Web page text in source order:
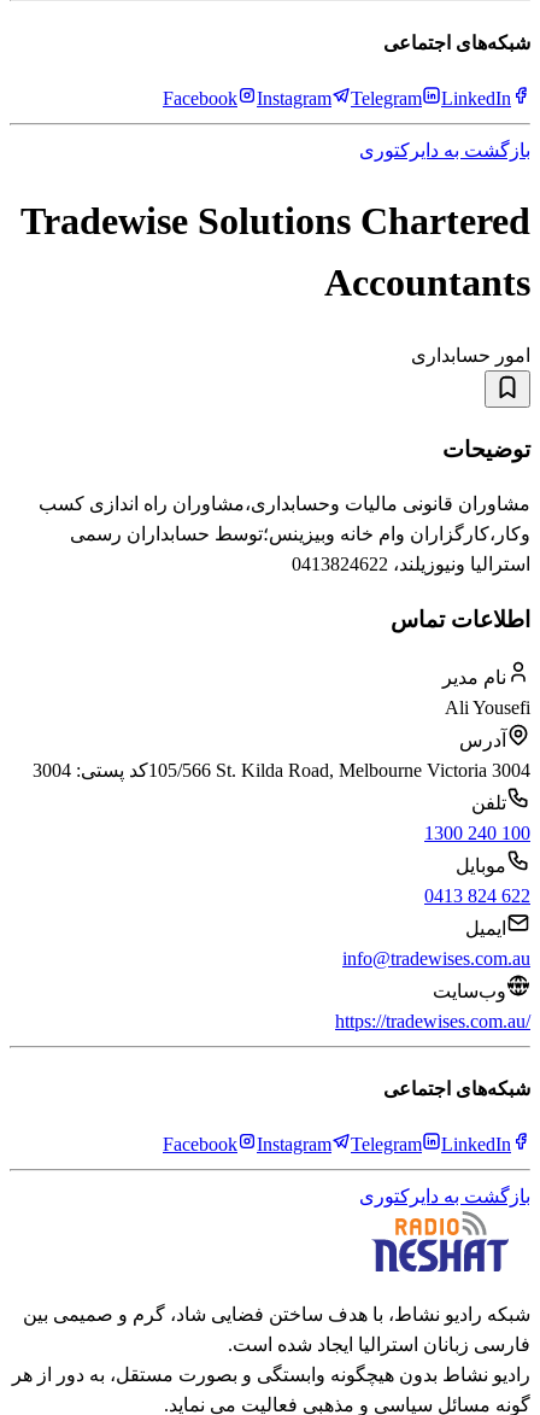
شبکه‌های اجتماعی
Facebook Instagram Telegram LinkedIn
بازگشت به دایرکتوری
Tradewise Solutions Chartered
Accountants
امور حسابداری
توضیحات
مشاوران قانونی مالیات وحسابداری،مشاوران راه اندازی کسب
وکار،کارگزاران وام خانه وبیزینس؛توسط حسابداران رسمی
استرالیا ونیوزیلند، 0413824622
اطلاعات تماس
نام مدیر
Ali Yousefi
آدرس
105/566 St. Kilda Road, Melbourne Victoria 3004کد پستی: 3004
تلفن
1300 240 100
موبایل
0413 824 622
ایمیل
info@tradewises.com.au
وب‌سایت
https://tradewises.com.au/
شبکه‌های اجتماعی
Facebook Instagram Telegram LinkedIn
بازگشت به دایرکتوری
شبکه رادیو نشاط، با هدف ساختن فضایی شاد، گرم و صمیمی بین
فارسی زبانان استرالیا ایجاد شده است.
رادیو نشاط بدون هیچگونه وابستگی و بصورت مستقل، به دور از هر
گونه مسائل سیاسی و مذهبی فعالیت می نماید.